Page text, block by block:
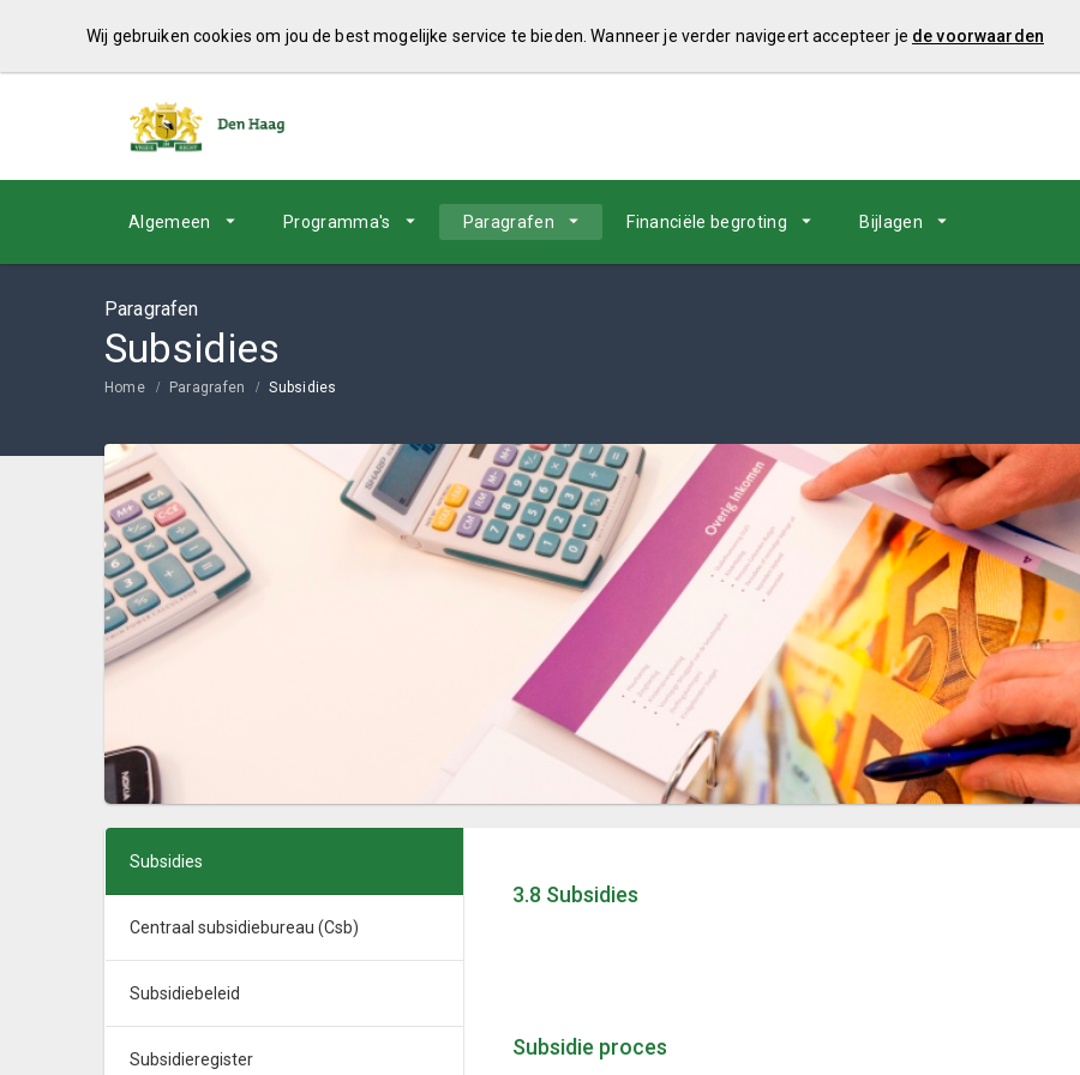
Algemeen Programma's Paragrafen Financiële begroting Bijlagen
Paragrafen
Subsidies
Home Paragrafen Subsidies
3.8 Subsidies
Subsidie proces
Subsidies
Centraal subsidiebureau (Csb)
Subsidiebeleid
Subsidieregister
Wij gebruiken cookies om jou de best mogelijke service te bieden. Wanneer je verder navigeert accepteer je de voorwaarden